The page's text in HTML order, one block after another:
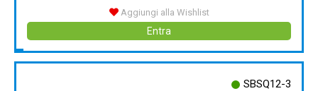
Aggiungi alla Wishlist
Entra
SBSQ12-3